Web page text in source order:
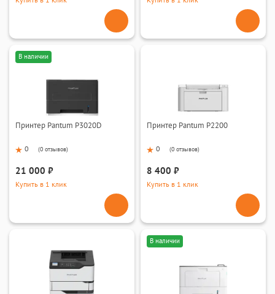
В наличии
Принтер Pantum P3020D
0 (0 отзывов)
21 000 ₽
Купить в 1 клик
Принтер Pantum P2200
0 (0 отзывов)
8 400 ₽
Купить в 1 клик
В наличии